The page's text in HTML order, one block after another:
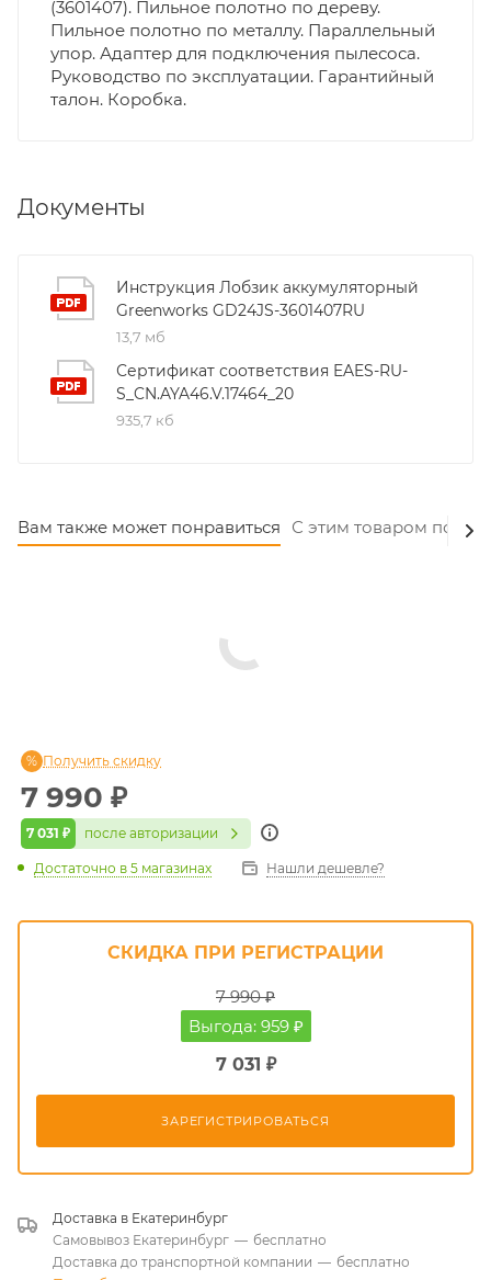
(3601407). Пильное полотно по дереву.
Пильное полотно по металлу. Параллельный
упор. Адаптер для подключения пылесоса.
Руководство по эксплуатации. Гарантийный
талон. Коробка.
Документы
Инструкция Лобзик аккумуляторный
Greenworks GD24JS-3601407RU
13,7 мб
Сертификат соответствия EAES-RU-
S_CN.AYA46.V.17464_20
935,7 кб
Вам также может понравиться С этим товаром
7 990 ₽
7 031 ₽ после авторизации
Получить скидку
Достаточно в 5 магазинах Нашли дешевле?
СКИДКА ПРИ РЕГИСТРАЦИИ
7 990 ₽
Выгода: 959 ₽
7 031 ₽
ЗАРЕГИСТРИРОВАТЬСЯ
Доставка в Екатеринбург
Самовывоз Екатеринбург — бесплатно
Доставка до транспортной компании — бесплатно